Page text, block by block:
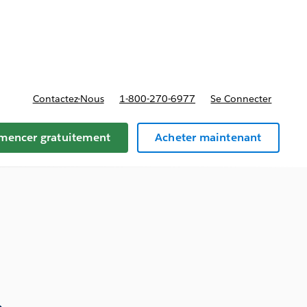
Contactez-Nous 1-800-270-6977 Se Connecter
gratuitement Acheter maintenant